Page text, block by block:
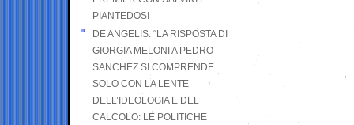
PIANTEDOSI
DE ANGELIS: “LA RISPOSTA DI
GIORGIA MELONI A PEDRO
SANCHEZ SI COMPRENDE
SOLO CON LA LENTE
DELL’IDEOLOGIA E DEL
CALCOLO: LE POLITICHE